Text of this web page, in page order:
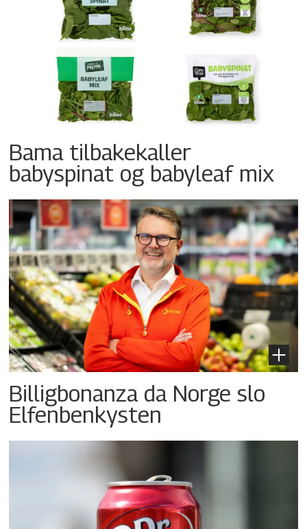
Bama tilbakekaller
babyspinat og babyleaf mix
Billigbonanza da Norge slo
Elfenbenkysten